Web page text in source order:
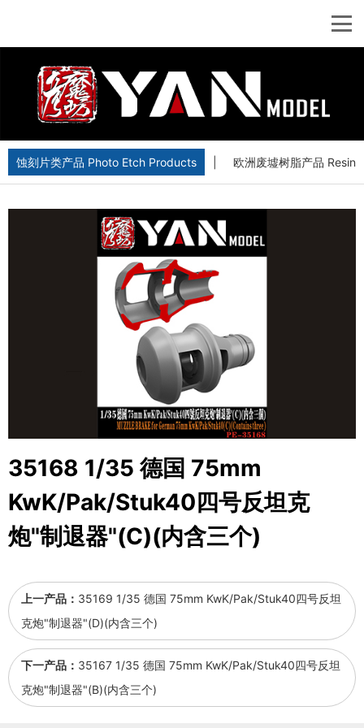
蚀刻片类产品 Photo Etch Products 欧洲废墟树脂产品 Resin
35168 1/35 德国 75mm
KwK/Pak/Stuk40四号反坦克
炮"制退器"(C)(内含三个)
上一产品： 35169 1/35 德国 75mm KwK/Pak/Stuk40四号反坦
克炮"制退器"(D)(内含三个)
下一产品： 35167 1/35 德国 75mm KwK/Pak/Stuk40四号反坦
克炮"制退器"(B)(内含三个)